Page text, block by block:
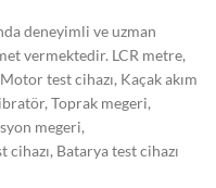
deneyimli ve uzman
vermektedir. LCR metre,
test cihazı, Kaçak akım
Toprak megeri,
megeri,
Batarya test cihazı